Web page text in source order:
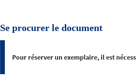
Se procurer le document
Pour réserver un exemplaire, il est